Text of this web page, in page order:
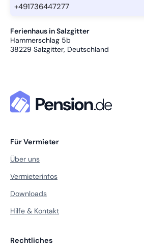
+491736447277
Ferienhaus in Salzgitter
Hammerschlag 5b
38229 Salzgitter, Deutschland
Für Vermieter
Über uns
Vermieterinfos
Downloads
Hilfe & Kontakt
Rechtliches